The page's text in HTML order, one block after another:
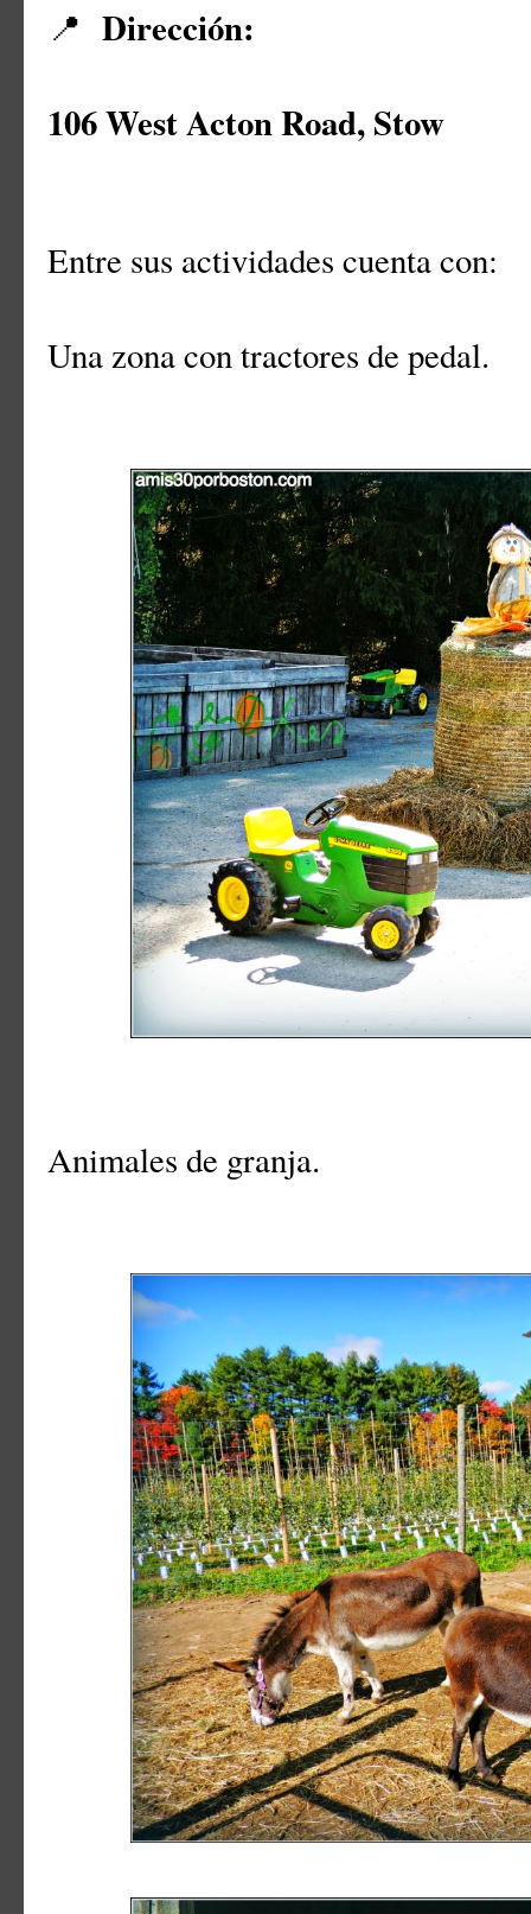
📍 Dirección:
106 West Acton Road, Stow
Entre sus actividades cuenta con:
Una zona con tractores de pedal.
Animales de granja.